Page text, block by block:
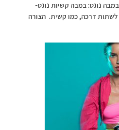
נוגט: במבה קשיות נוגט-
דרכה, כמו קשית. הצורה